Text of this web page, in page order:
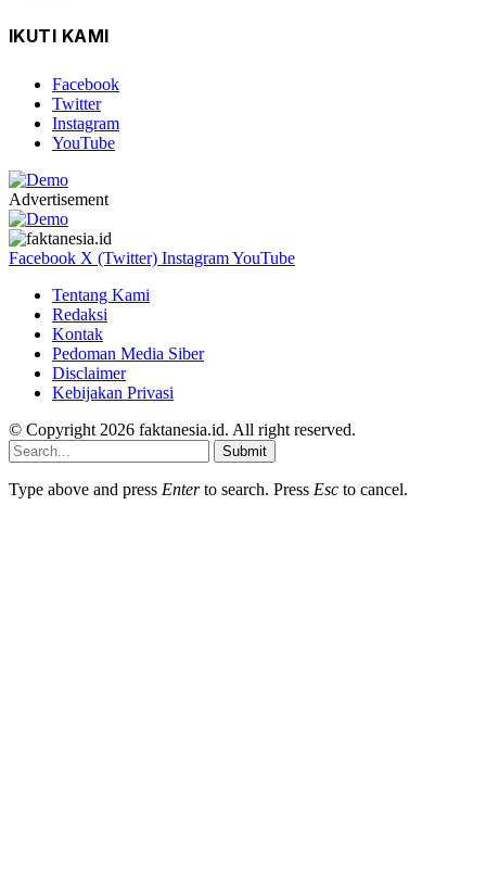
IKUTI KAMI
Facebook
Twitter
Instagram
YouTube
Advertisement
Facebook X (Twitter) InstagramYouTube
Tentang Kami
Redaksi
Kontak
Pedoman Media Siber
Disclaimer
Kebijakan Privasi
© Copyright 2026 faktanesia.id. All right reserved.
Submit
Type above and press Enterto search. Press Esc to cancel.